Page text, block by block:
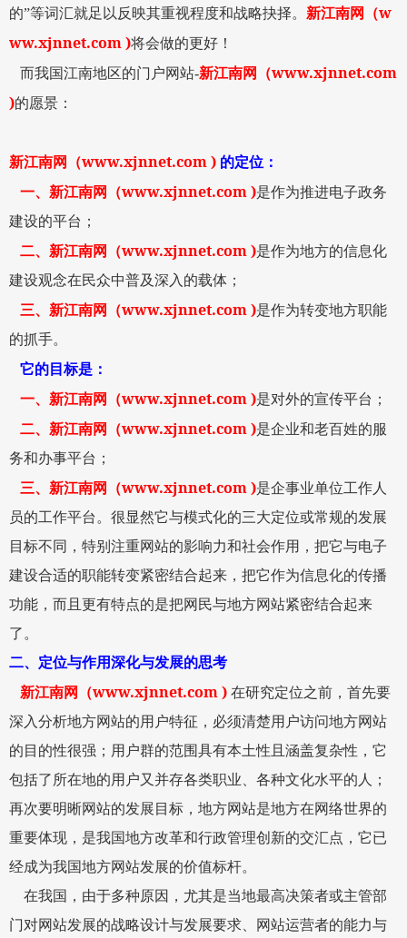
的”等词汇就足以反映其重视程度和战略抉择。 新江南网 （w
ww.xjnnet.com )将会做的更好！
而我国江南地区的门户网站-新江南网 （www.xjnnet.com
)的愿景：
新江南网 （www.xjnnet.com ) 的定位：
一、 新江南网 （www.xjnnet.com )是作为推进电子政务
建设的平台；
二、 新江南网 （www.xjnnet.com )是作为地方的信息化
建设观念在民众中普及深入的载体；
三、 新江南网 （www.xjnnet.com )是作为转变地方职能
的抓手。
它的目标是：
一、 新江南网 （www.xjnnet.com )是对外的宣传平台；
二、 新江南网 （www.xjnnet.com )是企业和老百姓的服
务和办事平台；
三、 新江南网 （www.xjnnet.com )是企事业单位工作人
员的工作平台。很显然它与模式化的三大定位或常规的发展
目标不同，特别注重网站的影响力和社会作用，把它与电子
建设合适的职能转变紧密结合起来，把它作为信息化的传播
功能，而且更有特点的是把网民与地方网站紧密结合起来
了。
二、定位与作用深化与发展的思考
新江南网
（www.xjnnet.com ) 在研究定位之前，首先要
深入分析地方网站的用户特征，必须清楚用户访问地方网站
的目的性很强；用户群的范围具有本土性且涵盖复杂性，它
包括了所在地的用户又并存各类职业、各种文化水平的人；
再次要明晰网站的发展目标，地方网站是地方在网络世界的
重要体现，是我国地方改革和行政管理创新的交汇点，它已
经成为我国地方网站发展的价值标杆。
在我国，由于多种原因，尤其是当地最高决策者或主管部
门对网站发展的战略设计与发展要求、网站运营者的能力与